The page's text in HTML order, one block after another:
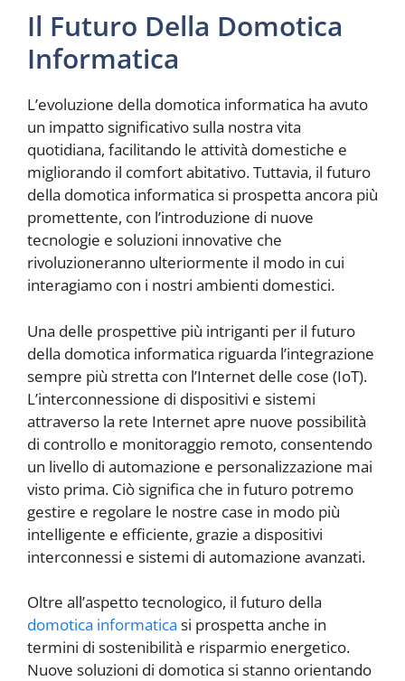
Il Futuro Della Domotica
Informatica
L’evoluzione della domotica informatica ha avuto
un impatto significativo sulla nostra vita
quotidiana, facilitando le attività domestiche e
migliorando il comfort abitativo. Tuttavia, il futuro
della domotica informatica si prospetta ancora più
promettente, con l’introduzione di nuove
tecnologie e soluzioni innovative che
rivoluzioneranno ulteriormente il modo in cui
interagiamo con i nostri ambienti domestici.
Una delle prospettive più intriganti per il futuro
della domotica informatica riguarda l’integrazione
sempre più stretta con l’Internet delle cose (IoT).
L’interconnessione di dispositivi e sistemi
attraverso la rete Internet apre nuove possibilità
di controllo e monitoraggio remoto, consentendo
un livello di automazione e personalizzazione mai
visto prima. Ciò significa che in futuro potremo
gestire e regolare le nostre case in modo più
intelligente e efficiente, grazie a dispositivi
interconnessi e sistemi di automazione avanzati.
Oltre all’aspetto tecnologico, il futuro della
domotica informatica si prospetta anche in
termini di sostenibilità e risparmio energetico.
Nuove soluzioni di domotica si stanno orientando